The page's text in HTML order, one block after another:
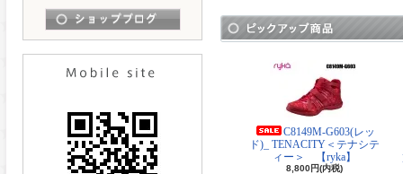
C8149M-G603(レッ
ド)_ TENACITY＜テナシテ
ィー＞ 【ryka】
8,800円(内税)